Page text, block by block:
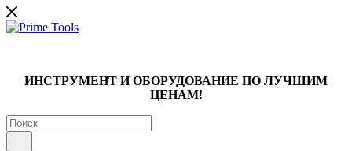
ИНСТРУМЕНТ И ОБОРУДОВАНИЕ ПО ЛУЧШИМ
ЦЕНАМ!